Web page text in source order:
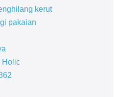
kerut
pakaian
Holic